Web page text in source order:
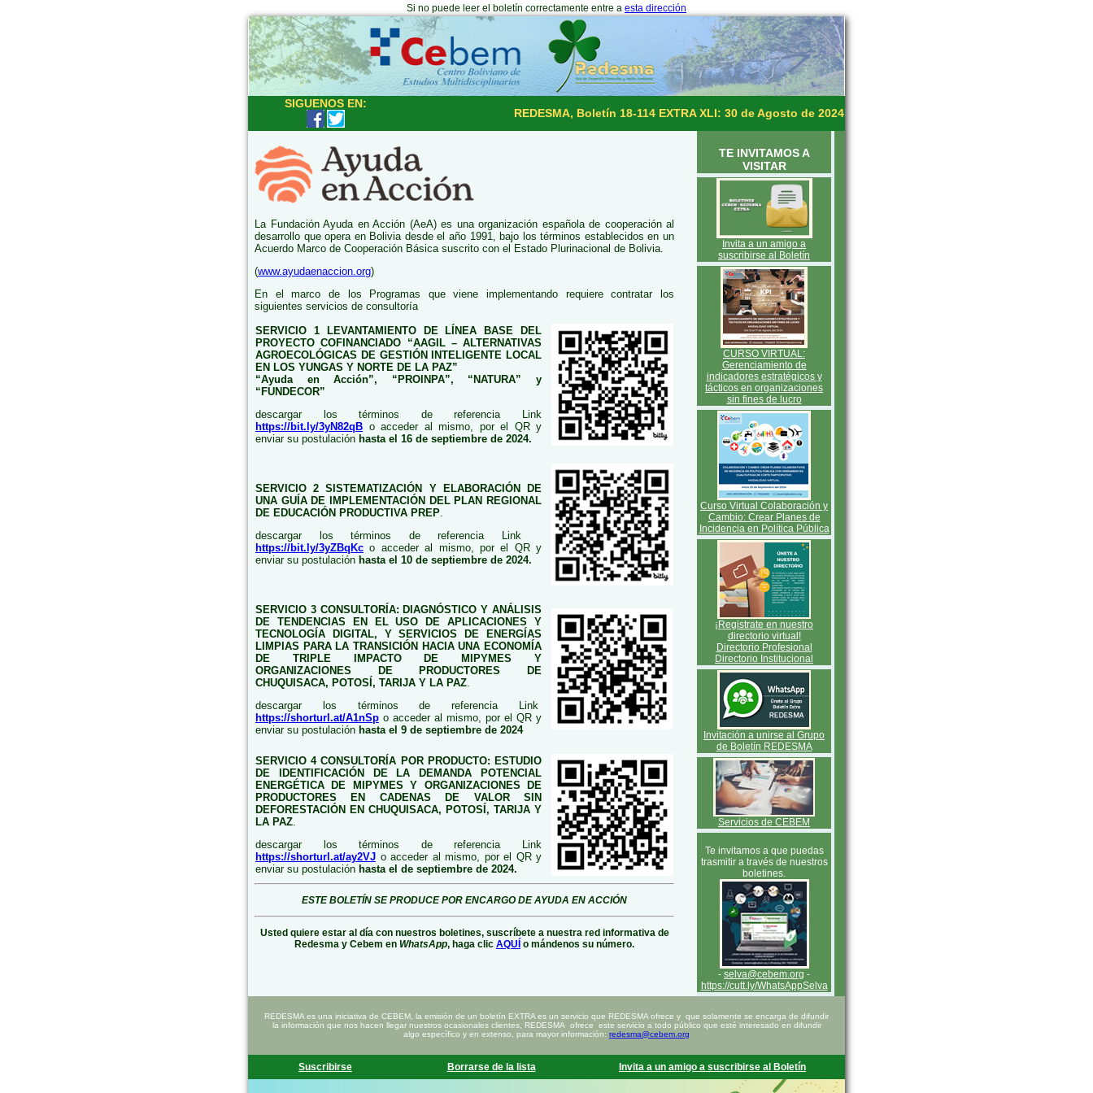
Si no puede leer el boletín correctamente entre a esta dirección
SIGUENOS EN:
REDESMA, Boletín 18-114 EXTRA XLI: 30 de Agosto de 2024
La Fundación Ayuda en Acción (AeA) es una organización española de cooperación al
desarrollo que opera en Bolivia desde el año 1991, bajo los términos establecidos en un
Acuerdo Marco de Cooperación Básica suscrito con el Estado Plurinacional de Bolivia.
(www.ayudaenaccion.org)
En el marco de los Programas que viene implementando requiere contratar los
siguientes servicios de consultoría
SERVICIO 1 LEVANTAMIENTO DE LÍNEA BASE DEL
PROYECTO COFINANCIADO “AAGIL – ALTERNATIVAS
AGROECOLÓGICAS DE GESTIÓN INTELIGENTE LOCAL
EN LOS YUNGAS Y NORTE DE LA PAZ”
“Ayuda en Acción”, “PROINPA”, “NATURA” y
“FUNDECOR”
descargar los términos de referencia Link
https://bit.ly/3yN82qB o acceder al mismo, por el QR y
enviar su postulación hasta el 16 de septiembre de 2024.
SERVICIO 2 SISTEMATIZACIÓN Y ELABORACIÓN DE
UNA GUÍA DE IMPLEMENTACIÓN DEL PLAN REGIONAL
DE EDUCACIÓN PRODUCTIVA PREP.
descargar los términos de referencia Link
https://bit.ly/3yZBqKc o acceder al mismo, por el QR y
enviar su postulación hasta el 10 de septiembre de 2024.
SERVICIO 3 CONSULTORÍA: DIAGNÓSTICO Y ANÁLISIS
DE TENDENCIAS EN EL USO DE APLICACIONES Y
TECNOLOGÍA DIGITAL, Y SERVICIOS DE ENERGÍAS
LIMPIAS PARA LA TRANSICIÓN HACIA UNA ECONOMÍA
DE TRIPLE IMPACTO DE MIPYMES Y
ORGANIZACIONES DE PRODUCTORES DE
CHUQUISACA, POTOSÍ, TARIJA Y LA PAZ.
descargar los términos de referencia Link
https://shorturl.at/A1nSp o acceder al mismo, por el QR y
enviar su postulación hasta el 9 de septiembre de 2024
SERVICIO 4 CONSULTORÍA POR PRODUCTO: ESTUDIO
DE IDENTIFICACIÓN DE LA DEMANDA POTENCIAL
ENERGÉTICA DE MIPYMES Y ORGANIZACIONES DE
PRODUCTORES EN CADENAS DE VALOR SIN
DEFORESTACIÓN EN CHUQUISACA, POTOSÍ, TARIJA Y
LA PAZ.
descargar los términos de referencia Link
https://shorturl.at/ay2VJ o acceder al mismo, por el QR y
enviar su postulación hasta el de septiembre de 2024.
ESTE BOLETÍN SE PRODUCE POR ENCARGO DE AYUDA EN ACCIÓN
Usted quiere estar al día con nuestros boletines, suscríbete a nuestra red informativa de
Redesma y Cebem en WhatsApp, haga clic AQUÍ o mándenos su número.
TE INVITAMOS A
VISITAR
Invita a un amigo a
suscribirse al Boletín
CURSO VIRTUAL:
Gerenciamiento de
indicadores estratégicos y
tácticos en organizaciones
sin fines de lucro
Curso Virtual Colaboración y
Cambio: Crear Planes de
Incidencia en Política Pública
¡Registrate en nuestro
directorio virtual!
Directorio Profesional
Directorio Institucional
Invitación a unirse al Grupo
de Boletín REDESMA
Servicios de CEBEM
Te invitamos a que puedas
trasmitir a través de nuestros
boletines.
- selva@cebem.org -
https://cutt.ly/WhatsAppSelva
REDESMA es una iniciativa de CEBEM, la emisión de un boletín EXTRA es un servicio que REDESMA ofrece y que solamente se encarga de difundir
la información que nos hacen llegar nuestros ocasionales clientes, REDESMA ofrece este servicio a todo público que esté interesado en difundir
algo específico y en extenso, para mayor información: redesma@cebem.org
Suscribirse Borrarse de la lista Invita a un amigo a suscribirse al Boletín